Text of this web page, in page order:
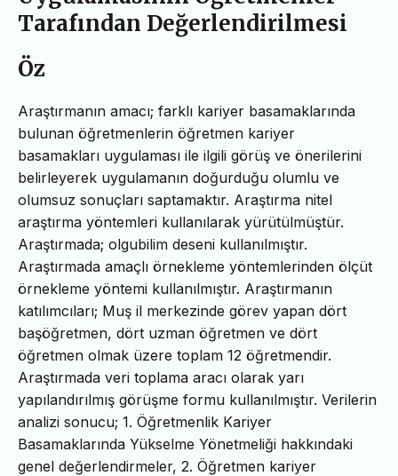
Tarafından Değerlendirilmesi
Öz
Araştırmanın amacı; farklı kariyer basamaklarında
bulunan öğretmenlerin öğretmen kariyer
basamakları uygulaması ile ilgili görüş ve önerilerini
belirleyerek uygulamanın doğurduğu olumlu ve
olumsuz sonuçları saptamaktır. Araştırma nitel
araştırma yöntemleri kullanılarak yürütülmüştür.
Araştırmada; olgubilim deseni kullanılmıştır.
Araştırmada amaçlı örnekleme yöntemlerinden ölçüt
örnekleme yöntemi kullanılmıştır. Araştırmanın
katılımcıları; Muş il merkezinde görev yapan dört
başöğretmen, dört uzman öğretmen ve dört
öğretmen olmak üzere toplam 12 öğretmendir.
Araştırmada veri toplama aracı olarak yarı
yapılandırılmış görüşme formu kullanılmıştır. Verilerin
analizi sonucu; 1. Öğretmenlik Kariyer
Basamaklarında Yükselme Yönetmeliği hakkındaki
genel değerlendirmeler, 2. Öğretmen kariyer